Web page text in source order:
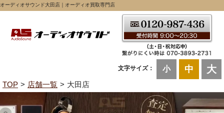
オーディオサウンド大田店｜オーディオ買取専門店
文字サイズ： 小 中 大
TOP 店舗一覧 大田店